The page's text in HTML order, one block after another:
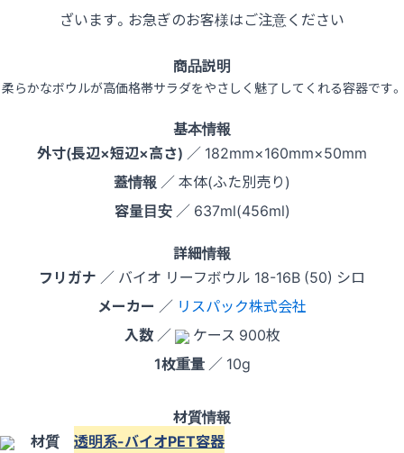
ざいます。お急ぎのお客様はご注意ください
商品説明
柔らかなボウルが高価格帯サラダをやさしく魅了してくれる容器です。
基本情報
外寸(長辺×短辺×高さ) ／ 182mm×160mm×50mm
蓋情報 ／ 本体(ふた別売り)
容量目安／ 637ml(456ml)
詳細情報
フリガナ ／ バイオ リーフボウル 18-16B (50) シロ
メーカー ／ リスパック株式会社
入数／
ケース 900枚
1枚重量／ 10g
材質情報
材質 透明系-バイオPET容器